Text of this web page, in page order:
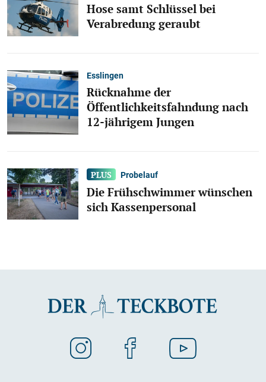
Hose samt Schlüssel bei
Verabredung geraubt
Esslingen
Rücknahme der
Öffentlichkeitsfahndung nach
12-jährigem Jungen
Probelauf
Die Frühschwimmer wünschen
sich Kassenpersonal